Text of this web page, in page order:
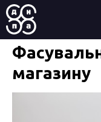
магазину